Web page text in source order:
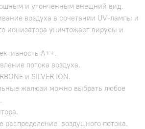
и утонченным внешний вид.
воздуха в сочетании UV-лампы и
ионизатора уничтожает вирусы и
А++.
потока воздуха.
и SILVER ION.
жалюзи можно выбрать любое
распределение воздушного потока.